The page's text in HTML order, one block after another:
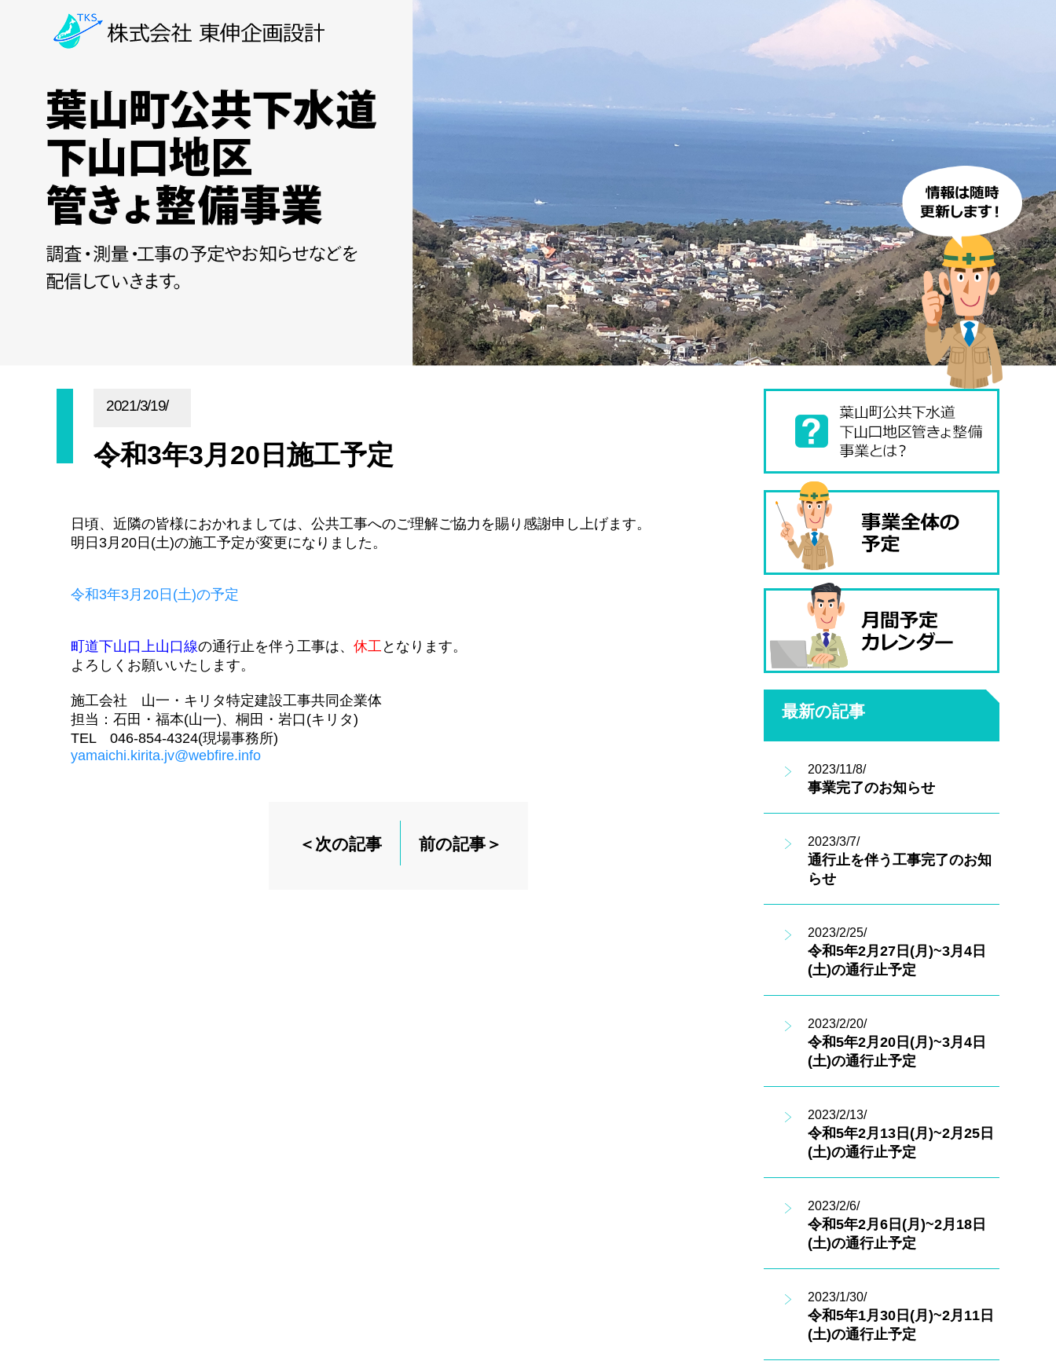
2021/3/19/
令和3年3月20日施工予定
日頃、近隣の皆様におかれましては、公共工事へのご理解ご協力を賜り感謝申し上げます。
明日3月20日(土)の施工予定が変更になりました。
令和3年3月20日(土)の予定
町道下山口上山口線の通行止 を伴う工事は、 休工 となります。
よろしくお願いいたします。
施工会社 山一・キリタ特定建設工事共同企業体
担当：石田・福本(山一)、桐田・岩口(キリタ)
TEL 046-854-4324(現場事務所)
yamaichi.kirita.jv@webfire.info
＜次の記事 前の記事＞
最新の記事
2023/11/8/
事業完了のお知らせ
2023/3/7/
通行止を伴う工事完了のお知
らせ
2023/2/25/
令和5年2月27日(月)~3月4日
(土)の通行止予定
2023/2/20/
令和5年2月20日(月)~3月4日
(土)の通行止予定
2023/2/13/
令和5年2月13日(月)~2月25日
(土)の通行止予定
2023/2/6/
令和5年2月6日(月)~2月18日
(土)の通行止予定
2023/1/30/
令和5年1月30日(月)~2月11日
(土)の通行止予定